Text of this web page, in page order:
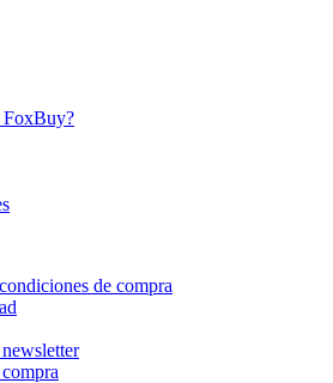
FoxBuy?
de compra